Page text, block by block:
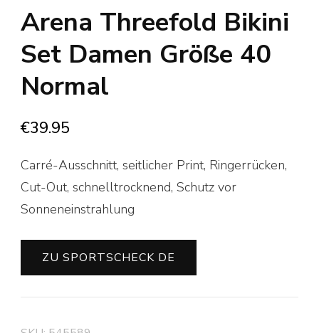
Arena Threefold Bikini
Set Damen Größe 40
Normal
€39.95
Carré-Ausschnitt, seitlicher Print, Ringerrücken,
Cut-Out, schnelltrocknend, Schutz vor
Sonneneinstrahlung
ZU SPORTSCHECK DE